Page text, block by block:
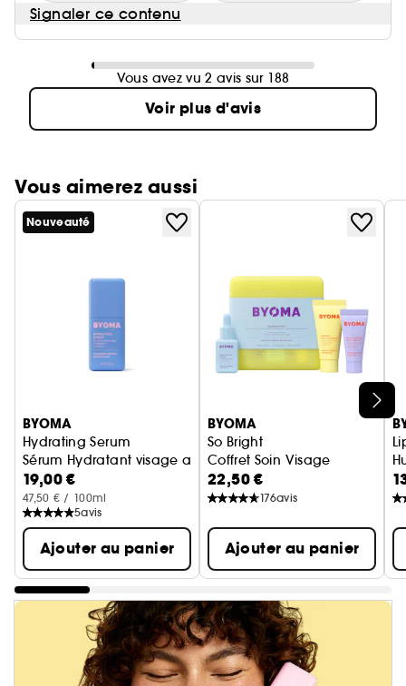
Signaler ce contenu
Vous avez vu 2 avis sur 188
Voir plus d'avis
Vous aimerez aussi
Nouveauté
BYOMA
Hydrating Serum
Sérum Hydratant visage apaisant
19,00 €
47,50 € / 100ml
5avis
Ajouter au panier
BYOMA
So Bright
Coffret Soin Visage
22,50 €
176avis
Ajouter au panier